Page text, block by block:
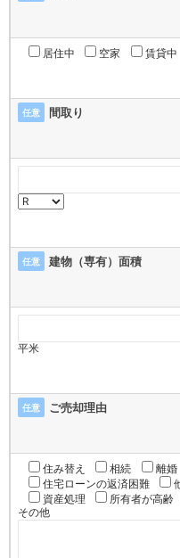
居住中 空家 賃貸中
任意 間取り
任意 建物（専有）面積
平米
任意 ご売却理由
住み替え 相続 離婚
住宅ローンの返済困難
資産処理
所有者が高齢
その他